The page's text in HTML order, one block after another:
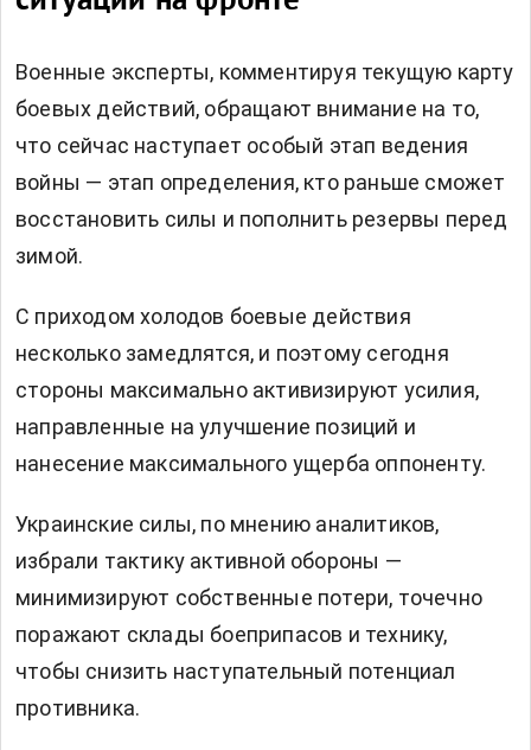
Военные эксперты, комментируя текущую карту
боевых действий, обращают внимание на то,
что сейчас наступает особый этап ведения
войны — этап определения, кто раньше сможет
восстановить силы и пополнить резервы перед
зимой.
С приходом холодов боевые действия
несколько замедлятся, и поэтому сегодня
стороны максимально активизируют усилия,
направленные на улучшение позиций и
нанесение максимального ущерба оппоненту.
Украинские силы, по мнению аналитиков,
избрали тактику активной обороны —
минимизируют собственные потери, точечно
поражают склады боеприпасов и технику,
чтобы снизить наступательный потенциал
противника.